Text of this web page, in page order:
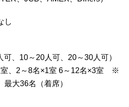
し
、10～20人可、20～30人可）
室、2～8名×1室 6～12名×3室 ※
大36名（着席）